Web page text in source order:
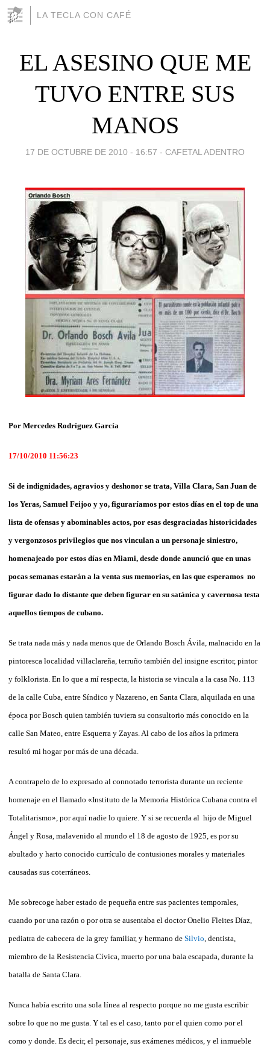
LA TECLA CON CAFÉ
EL ASESINO QUE ME
TUVO ENTRE SUS
MANOS
17 DE OCTUBRE DE 2010 - 16:57 - CAFETAL ADENTRO
Por Mercedes Rodríguez García
17/10/2010 11:56:23
Si de indignidades, agravios y deshonor se trata, Villa Clara, San Juan de
los Yeras, Samuel Feijoo y yo, figuraríamos por estos días en el top de una
lista de ofensas y abominables actos, por esas desgraciadas historicidades
y vergonzosos privilegios que nos vinculan a un personaje siniestro,
homenajeado por estos días en Miami, desde donde anunció que en unas
pocas semanas estarán a la venta sus memorias, en las que esperamos no
figurar dado lo distante que deben figurar en su satánica y cavernosa testa
aquellos tiempos de cubano.
Se trata nada más y nada menos que de Orlando Bosch Ávila, malnacido en la
pintoresca localidad villaclareña, terruño también del insigne escritor, pintor
y folklorista. En lo que a mí respecta, la historia se vincula a la casa No. 113
de la calle Cuba, entre Síndico y Nazareno, en Santa Clara, alquilada en una
época por Bosch quien también tuviera su consultorio más conocido en la
calle San Mateo, entre Esquerra y Zayas. Al cabo de los años la primera
resultó mi hogar por más de una década.
A contrapelo de lo expresado al connotado terrorista durante un reciente
homenaje en el llamado «Instituto de la Memoria Histórica Cubana contra el
Totalitarismo», por aquí nadie lo quiere. Y si se recuerda al hijo de Miguel
Ángel y Rosa, malavenido al mundo el 18 de agosto de 1925, es por su
abultado y harto conocido currículo de contusiones morales y materiales
causadas sus coterráneos.
Me sobrecoge haber estado de pequeña entre sus pacientes temporales,
cuando por una razón o por otra se ausentaba el doctor Onelio Fleites Díaz,
pediatra de cabecera de la grey familiar, y hermano de Silvio , dentista,
miembro de la Resistencia Cívica, muerto por una bala escapada, durante la
batalla de Santa Clara.
Nunca había escrito una sola línea al respecto porque no me gusta escribir
sobre lo que no me gusta. Y tal es el caso, tanto por el quien como por el
como y donde. Es decir, el personaje, sus exámenes médicos, y el inmueble